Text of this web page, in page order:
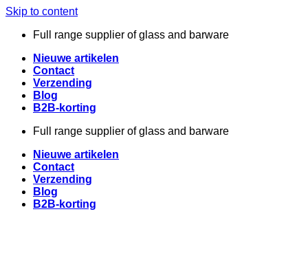
Skip to content
Full range supplier of glass and barware
Nieuwe artikelen
Contact
Verzending
Blog
B2B-korting
Full range supplier of glass and barware
Nieuwe artikelen
Contact
Verzending
Blog
B2B-korting